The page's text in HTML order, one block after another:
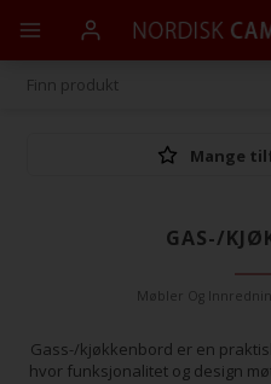
Mange
GAS-/
Møbler Og
Gass-/kjøkkenbord er en
hvor funksjonalitet og design